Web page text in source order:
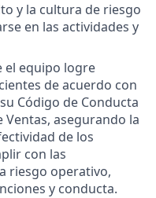
y la cultura de riesgo
en las actividades y
el equipo logre
de acuerdo con
Código de Conducta
Ventas, asegurando la
de los
con las
riesgo operativo,
y conducta.